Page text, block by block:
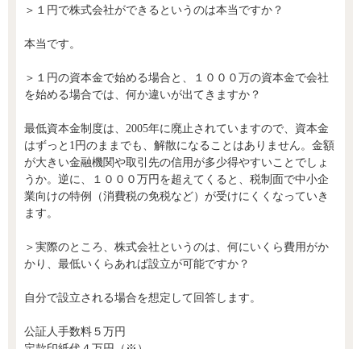
＞１円で株式会社ができるというのは本当ですか？
本当です。
＞１円の資本金で始める場合と、１０００万の資本金で会社
を始める場合では、何か違いが出てきますか？
最低資本金制度は、2005年に廃止されていますので、資本金
はずっと1円のままでも、解散になることはありません。金額
が大きい金融機関や取引先の信用が多少得やすいことでしょ
うか。逆に、１０００万円を超えてくると、税制面で中小企
業向けの特例（消費税の免税など）が受けにくくなっていき
ます。
＞実際のところ、株式会社というのは、何にいくら費用がか
かり、最低いくらあれば設立が可能ですか？
自分で設立される場合を想定して回答します。
公証人手数料５万円